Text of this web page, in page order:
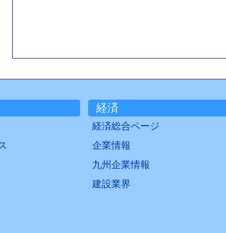
経済
経済総合ページ
企業情報
九州企業情報
建設業界